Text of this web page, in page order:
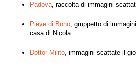
Padova , raccolta di immagini
Pieve di Bono , gruppetto di
casa di Nicola
Dottor Milito, immagini scattate il